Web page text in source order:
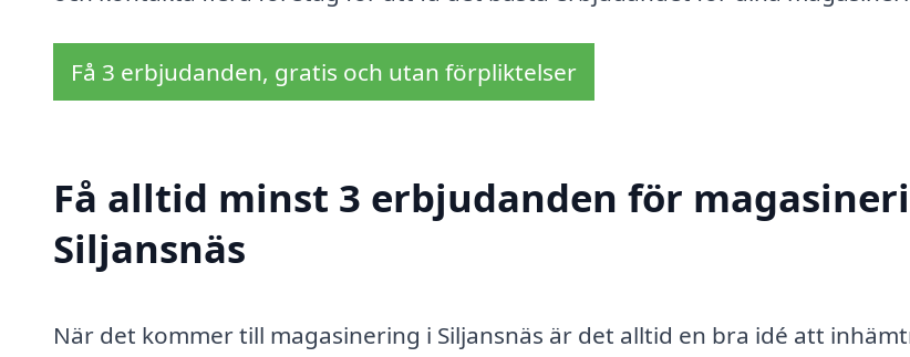
Få 3 erbjudanden, gratis och utan förpliktelser
Få alltid minst 3 erbjudanden för
Siljansnäs
När det kommer till magasinering i Siljansnäs är det alltid en bra idé att